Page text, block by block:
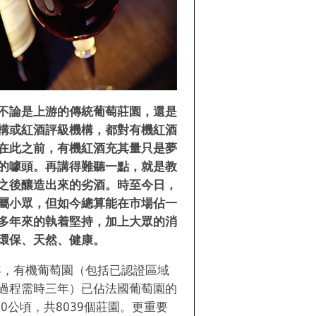
論是上游的傳統葡萄莊園，還是
或紅酒評級機構，都對有機紅酒
此之前，有機紅酒充其量只是夢
噱頭。再講得難聽一點，就是教
後釀造出來的劣酒。時至今日，
小眾，但如今總算能在市場佔一
年來的執着堅持，加上大眾的消
保、天然、健康。
有機葡萄園（包括已認證區域
程需時三年）已佔法國葡萄園的
公頃，共8039個莊園。更重要